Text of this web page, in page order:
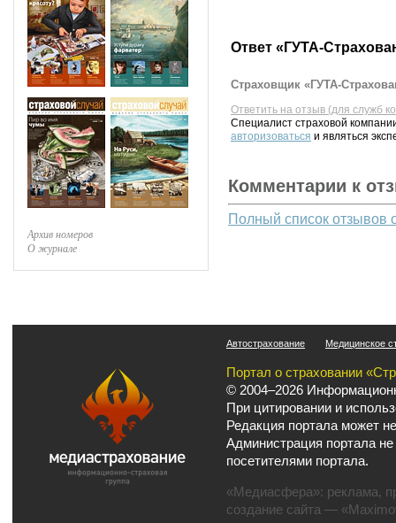
Архив номеров
О журнале
Ответ «ГУТА-
Страховщик «ГУТА-
Ответить на отзыв (для служб
Специалист страховой
авторизоваться и являться
Комментарии к
Полный список отзывов
Автострахование Медицинское
Портал о страховании
© 2004–2026
При цитировании и
Редакция портала может
Администрация портала
посетителями портала.
«Медиасфера»: реклама,
создание сайта —